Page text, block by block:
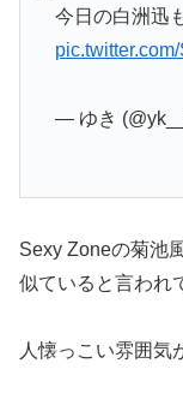
今日の白洲迅
— ゆき
Sexy Zoneの菊池
似ていると言われ
人懐っこい雰囲気